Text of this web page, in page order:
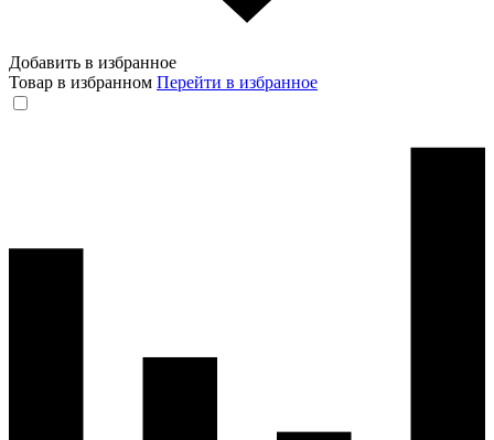
Добавить в избранное
Товар в избранном Перейти в избранное